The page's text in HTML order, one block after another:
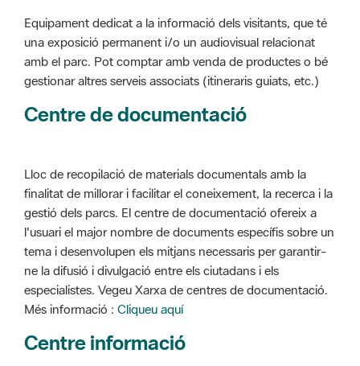
Equipament dedicat a la informació dels visitants, que té
una exposició permanent i/o un audiovisual relacionat
amb el parc. Pot comptar amb venda de productes o bé
gestionar altres serveis associats (itineraris guiats, etc.)
Centre de documentació
Lloc de recopilació de materials documentals amb la
finalitat de millorar i facilitar el coneixement, la recerca i la
gestió dels parcs. El centre de documentació ofereix a
l'usuari el major nombre de documents específis sobre un
tema i desenvolupen els mitjans necessaris per garantir-
ne la difusió i divulgació entre els ciutadans i els
especialistes. Vegeu Xarxa de centres de documentació.
Més informació : Cliqueu aquí
Centre informació